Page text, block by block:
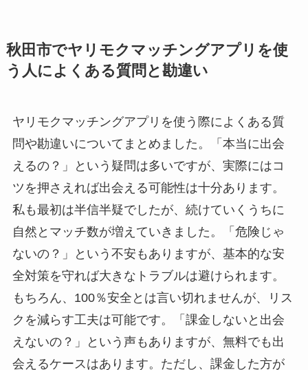
秋田市でヤリモクマッチングアプリを使
う人によくある質問と勘違い
ヤリモクマッチングアプリを使う際によくある質
問や勘違いについてまとめました。「本当に出会
えるの？」という疑問は多いですが、実際にはコ
ツを押さえれば出会える可能性は十分あります。
私も最初は半信半疑でしたが、続けていくうちに
自然とマッチ数が増えていきました。「危険じゃ
ないの？」という不安もありますが、基本的な安
全対策を守れば大きなトラブルは避けられます。
もちろん、100％安全とは言い切れませんが、リス
クを減らす工夫は可能です。「課金しないと出会
えないの？」という声もありますが、無料でも出
会えるケースはあります。ただし、課金した方が